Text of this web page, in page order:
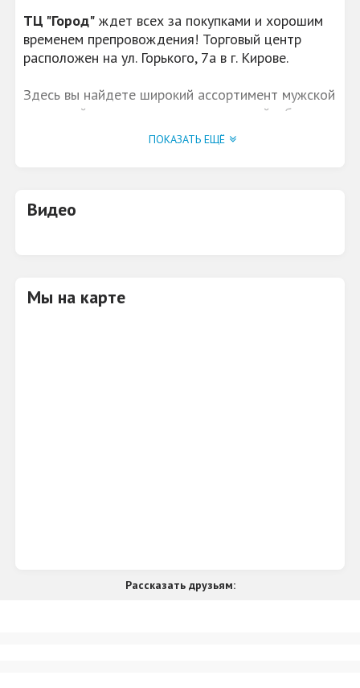
ТЦ "Город"ждет всех за покупками и хорошим
временем препровождения! Торговый центр
расположен на ул. Горького, 7а в г. Кирове.
Здесь вы найдете широкий ассортимент мужской
и женской одежды, товаров для детей, обуви,
головных уборов, товаров для дома, сувенирной
ПОКАЗАТЬ ЕЩЁ
Видео
Мы на карте
Рассказать друзьям: